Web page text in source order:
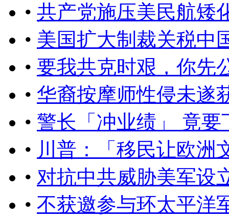
• 共产党施压美民航矮
• 美国扩大制裁关税中
• 要我共克时艰，你先
• 华裔按摩师性侵未遂
• 警长「冲业绩」 竟
• 川普：「移民让欧洲
• 对抗中共威胁美军设
• 不获邀参与环太平洋